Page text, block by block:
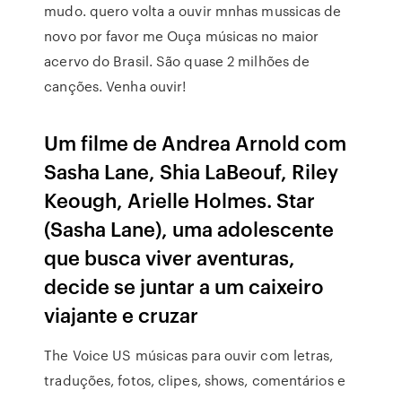
mudo. quero volta a ouvir mnhas mussicas de
novo por favor me Ouça músicas no maior
acervo do Brasil. São quase 2 milhões de
canções. Venha ouvir!
Um filme de Andrea Arnold com
Sasha Lane, Shia LaBeouf, Riley
Keough, Arielle Holmes. Star
(Sasha Lane), uma adolescente
que busca viver aventuras,
decide se juntar a um caixeiro
viajante e cruzar
The Voice US músicas para ouvir com letras,
traduções, fotos, clipes, shows, comentários e